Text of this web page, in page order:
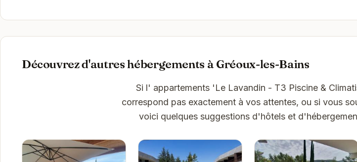
Découvrez d'autres hébergements à Gréoux-les-Bains
Si l' appartements 'Le Lavandin - T3 Piscine &
correspond pas exactement à vos attentes, ou si vous
voici quelques suggestions d'hôtels et